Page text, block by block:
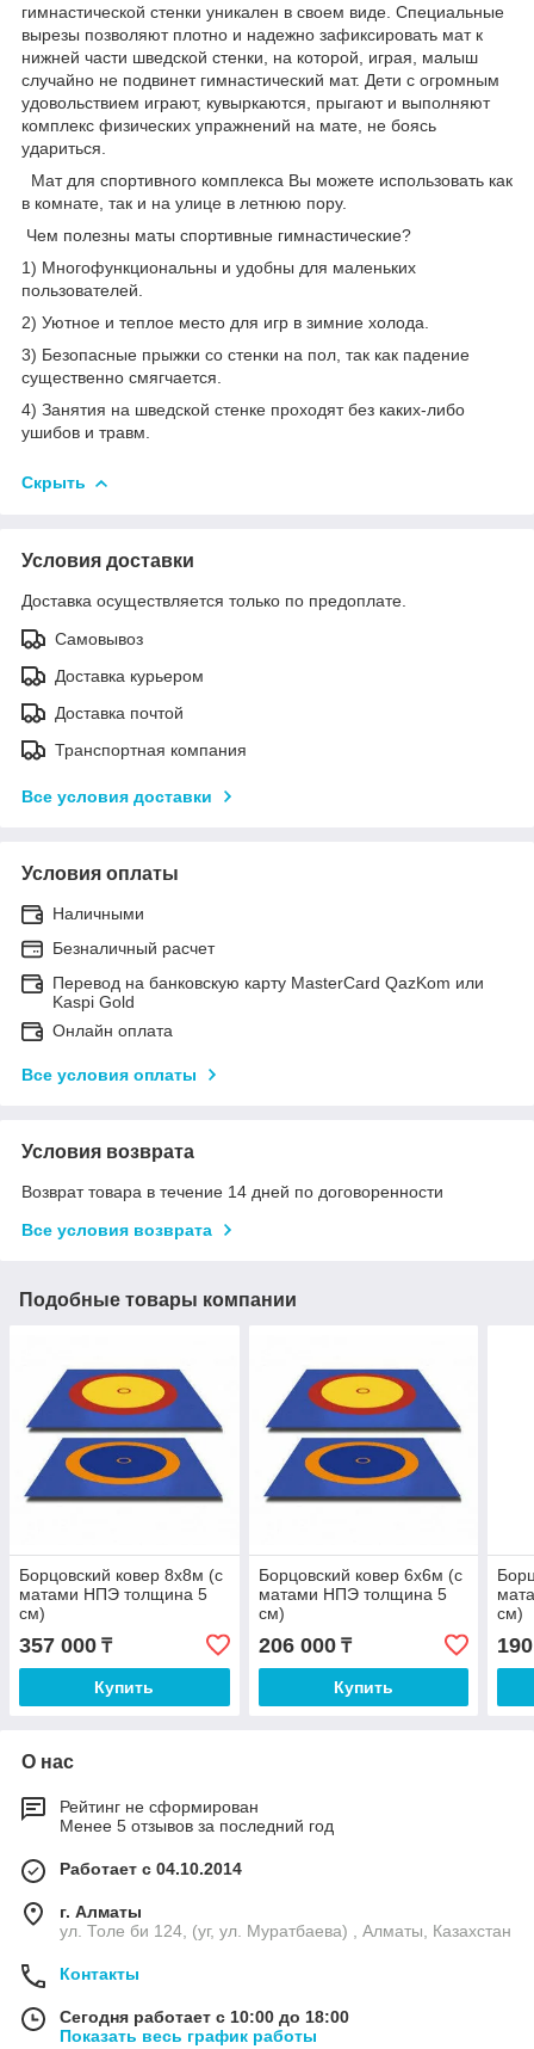
гимнастической стенки уникален в своем виде. Специальные
вырезы позволяют плотно и надежно зафиксировать мат к
нижней части шведской стенки, на которой, играя, малыш
случайно не подвинет гимнастический мат. Дети с огромным
удовольствием играют, кувыркаются, прыгают и выполняют
комплекс физических упражнений на мате, не боясь
удариться.
Мат для спортивного комплекса Вы можете использовать как
в комнате, так и на улице в летнюю пору.
Чем полезны маты спортивные гимнастические?
1) Многофункциональны и удобны для маленьких
пользователей.
2) Уютное и теплое место для игр в зимние холода.
3) Безопасные прыжки со стенки на пол, так как падение
существенно смягчается.
4) Занятия на шведской стенке проходят без каких-либо
ушибов и травм.
Скрыть
Условия доставки
Доставка осуществляется только по предоплате.
Самовывоз
Доставка курьером
Доставка почтой
Транспортная компания
Все условия доставки
Условия оплаты
Наличными
Безналичный расчет
Перевод на банковскую карту MasterCard QazKom или
Kaspi Gold
Онлайн оплата
Все условия оплаты
Условия возврата
Возврат товара в течение 14 дней по договоренности
Все условия возврата
Подобные товары компании
Борцовский ковер 8х8м (с
матами НПЭ толщина 5
см)
357 000 ₸
Купить
Борцовский ковер 6х6м (с
матами НПЭ толщина 5
см)
206 000₸
Купить
см)
О нас
Рейтинг не сформирован
Менее 5 отзывов за последний год
Работает с 04.10.2014
г. Алматы
ул. Толе би 124, (уг, ул. Муратбаева) , Алматы, Казахстан
Контакты
Сегодня работает с 10:00 до 18:00
Показать весь график работы